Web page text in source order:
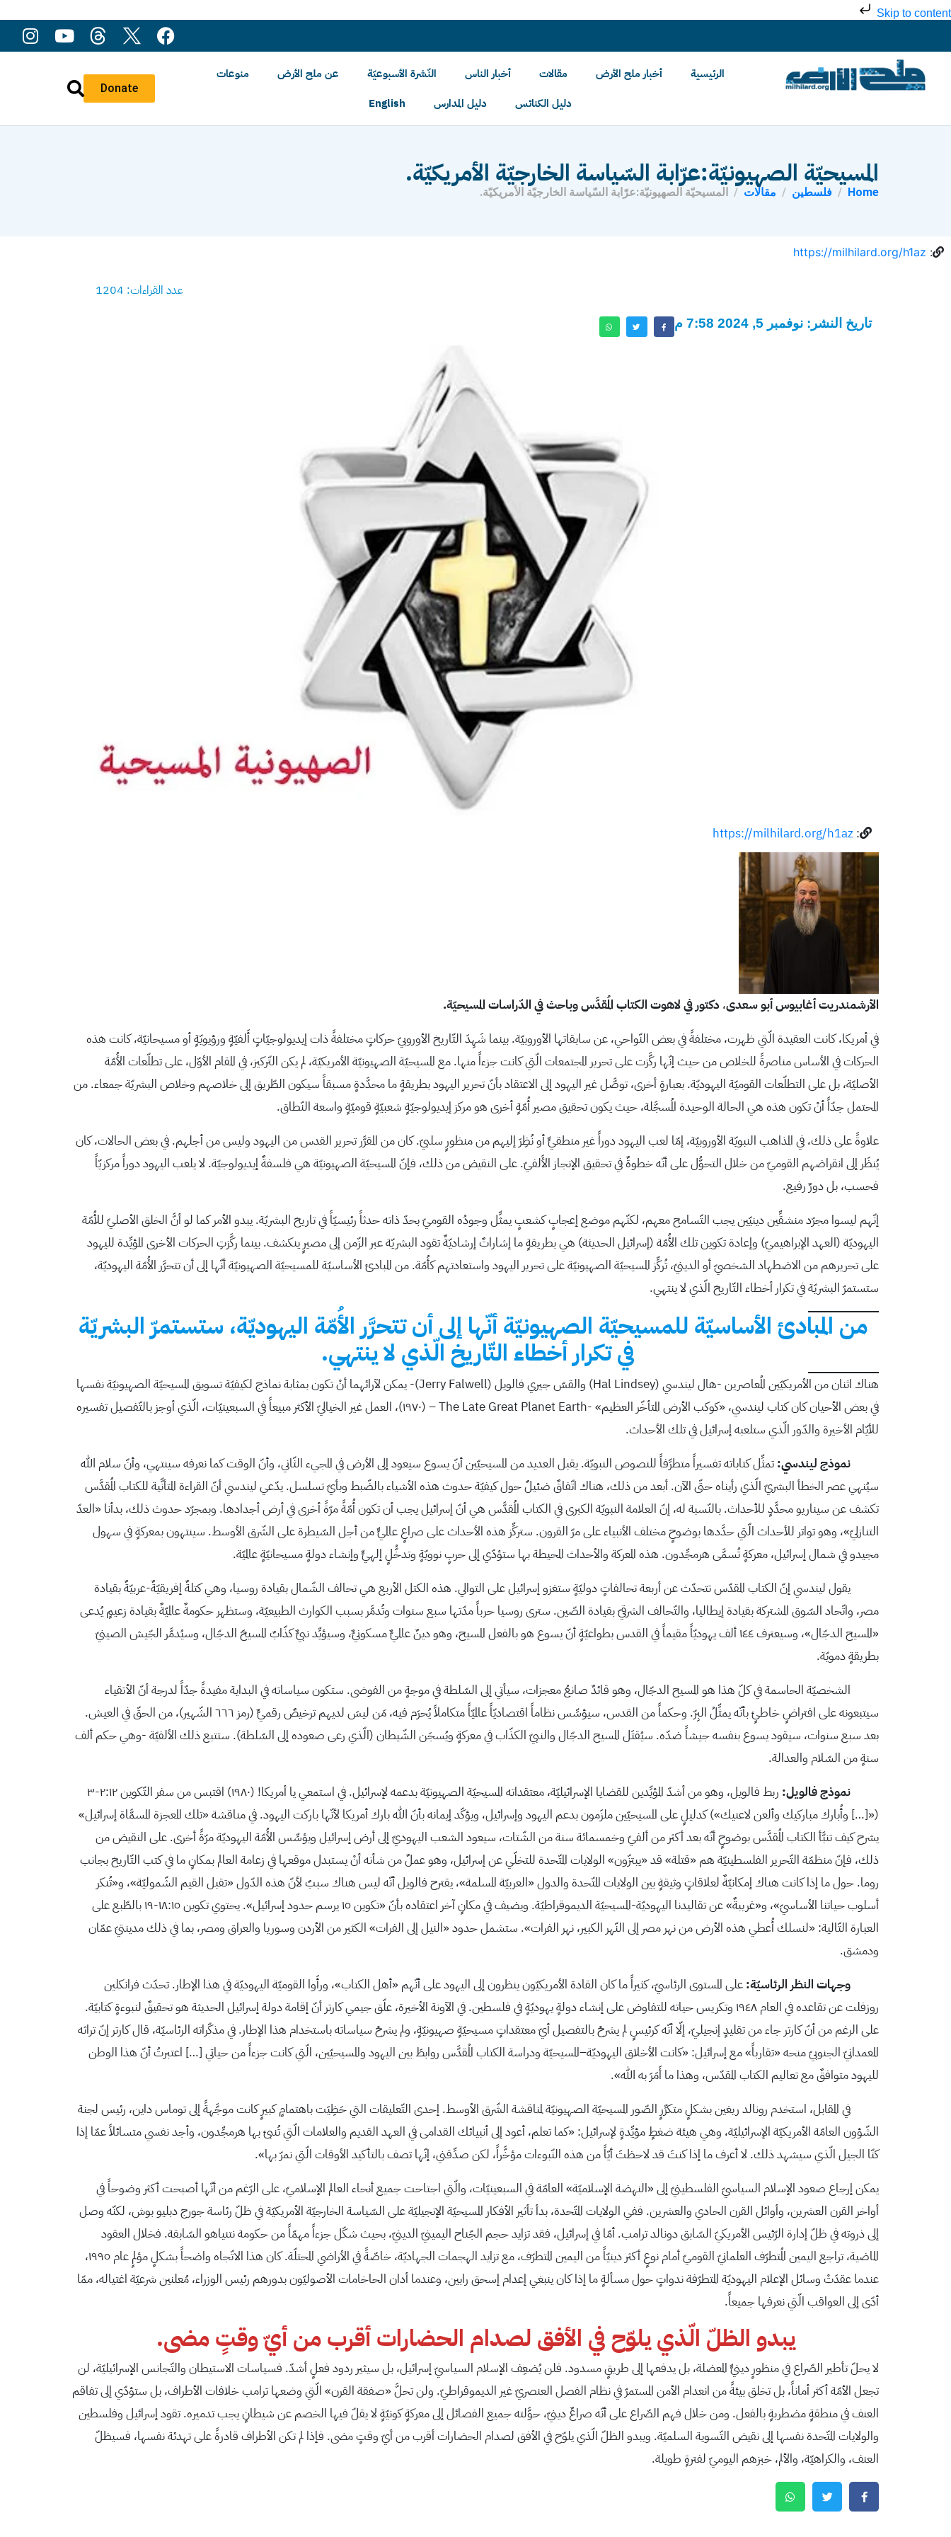
Skip to content
Donate
الرئيسية أخبار ملح الأرض مقالات أخبار الناس النّشرة الأسبوعيّة عن ملح الأرض
منوعات
دليل الكنائس
دليل المدارس English
المسيحيّة الصهيونيّة:عرّابة السّياسة الخارجيّة الأمريكيّة.
Home فلسطين مقالات المسيحيّة الصهيونيّة:عرّابة السّياسة الخارجيّة الأمريكيّة.
:
https://milhilard.org/h1az
عدد القراءات: 1204
تاريخ النشر: نوفمبر 5, 2024 7:58 م
:
https://milhilard.org/h1az
الأرشمندريت أغابيوس أبو سعدى، دكتور في لاهوت الكتاب المُقدَّس وباحث في الدّراسات المسيحيّة.
في أمريكا، كانت العقيدة الّتي ظهرت، مختلفةً في بعض النّواحي، عن سابقاتها الأوروبيّة. بينما شَهِدَ التّاريخ الأوروبيّ حركاتٍ مختلفةً ذات إيديولوجيّاتٍ أَلفيّةٍ ورؤيويّةٍ أو مسيحانيّة، كانت هذه
الحركات في الأساس مناصرةً للخلاص من حيث إنّها ركَّزت على تحرير المجتمعات الّتي كانت جزءاً منها. مع المسيحيّة الصهيونيّة الأمريكيّة، لم يكن التّركيز، في المقام الأوّل، على تطلّعات الأُمّة
الأصليّة، بل على التطلّعات القوميّة اليهوديّة. بعبارةٍ أخرى، توصَّل غير اليهود إلى الاعتقاد بأنّ تحرير اليهود بطريقةٍ ما محدَّدةٍ مسبقاً سيكون الطّريق إلى خلاصهم وخلاص البشريّة جمعاء. من
المحتمل جدّاً أنْ تكون هذه هي الحالة الوحيدة المُسجَّلة، حيث يكون تحقيق مصير أُمّةٍ أخرى هو مركز إيديولوجيّةٍ شعبيّةٍ قوميّةٍ واسعة النّطاق.
علاوةً على ذلك، في المذاهب النبويّة الأوروبيّة، إمّا لعب اليهود دوراً غير منطقيٍّ أو نُظِرَ إليهم من منظورٍ سلبيّ. كان من المقرَّر تحرير القدس من اليهود وليس من أجلهم. في بعض الحالات، كان
يُنظَر إلى انقراضهم القوميّ من خلال التحوُّل على أنّه خطوةٌ في تحقيق الإنجاز الأَلفيّ. على النقيض من ذلك، فإنّ المسيحيّة الصهيونيّة هي فلسفةٌ إيديولوجيّة. لا يلعب اليهود دوراً مركزيّاً
فحسب، بل دورٌ رفيع.
إنّهم ليسوا مجرّد منشقِّين دينيّين يجب التّسامح معهم، لكنّهم موضع إعجابٍ كشعبٍ يمثِّل وجودُه القوميّ بحدّ ذاته حدثاً رئيسيّاً في تاريخ البشريّة. يبدو الأمر كما لو أنَّ الخلق الأصليّ للأُمّة
اليهوديّة (العهد الإبراهيميّ) وإعادة تكوين تلك الأُمّة (إسرائيل الحديثة) هي بطريقةٍ ما إشاراتٌ إرشاديّةٌ تقود البشريّة عبر الزّمن إلى مصيرٍ ينكشف. بينما ركَّزتِ الحركات الأخرى المؤيِّدة لليهود
على تحريرهم من الاضطهاد الشخصيّ أو الدينيّ، تُركِّز المسيحيّة الصهيونيّة على تحرير اليهود واستعادتهم كأُمّة. من المبادئ الأساسيّة للمسيحيّة الصهيونيّة أنّها إلى أن تتحرَّر الأُمّة اليهوديّة،
ستستمرّ البشريّة في تكرار أخطاء التّاريخ الّذي لا ينتهي.
من المبادئ الأساسيّة للمسيحيّة الصهيونيّة أنّها إلى أن تتحرَّر الأُمّة اليهوديّة، ستستمرّ البشريّة
في تكرار أخطاء التّاريخ الّذي لا ينتهي.
هناك اثنان من الأمريكيّين المُعاصرين -هال ليندسي (Hal Lindsey) والقسّ جيري فالويل (Jerry Falwell)- يمكن لآرائهما أنْ تكون بمثابة نماذج لكيفيّة تسويق المسيحيّة الصهيونيّة نفسها
في بعض الأحيان كان كتاب ليندسي، «كوكب الأرض المتأخّر العظيم» -The Late Great Planet Earth – (١٩٧٠)، العمل غير الخياليّ الأكثر مبيعاً في السبعينيّات، الّذي أوجز بالتّفصيل تفسيره
للأيّام الأخيرة والدّور الّذي ستلعبه إسرائيل في تلك الأحداث.
نموذج ليندسي: تمثِّل كتاباته تفسيراً متطرِّفاً للنصوص النبويّة. يقبل العديد من المسيحيّين أنّ يسوع سيعود إلى الأرض في المجيء الثّاني، وأنّ الوقت كما نعرفه سينتهي، وأنّ سلام الله
سيُنهي عصر الخطأ البشريّ الّذي رأيناه حتّى الآن. أبعد من ذلك، هناك اتّفاقٌ ضئيلٌ حول كيفيّة حدوث هذه الأشياء بالضّبط وبأيّ تسلسل. يدّعي ليندسي أنّ القراءة المتأنِّية للكتاب المُقدَّس
تكشف عن سيناريو محدَّدٍ للأحداث. بالنّسبة له، إنّ العلامة النبويّة الكبرى في الكتاب المُقدَّس هي أنّ إسرائيل يجب أن تكون أُمّةً مرّةً أخرى في أرض أجدادها. وبمجرّد حدوث ذلك، بدأنا «العدّ
التنازليّ»، وهو تواتر للأحداث الّتي حدَّدها بوضوحٍ مختلف الأنبياء على مرّ القرون. ستركِّز هذه الأحداث على صراعٍ عالميٍّ من أجل السّيطرة على الشّرق الأوسط. سينتهون بمعركةٍ في سهول
مجيدو في شمال إسرائيل، معركةٍ تُسمَّى هرمجِّدون. هذه المعركة والأحداث المحيطة بها ستؤدّي إلى حربٍ نوويّةٍ وتدخُّلٍ إلهيٍّ وإنشاء دولةٍ مسيحانيّةٍ عالميّة.
يقول ليندسي إنّ الكتاب المقدّس تتحدّث عن أربعة تحالفاتٍ دوليّةٍ ستغزو إسرائيل على التوالي. هذه الكتل الأربع هي تحالف الشّمال بقيادة روسيا، وهي كتلةٌ إفريقيّةٌ-عربيّةٌ بقيادة
مصر، واتّحاد السّوق المشتركة بقيادة إيطاليا، والتّحالف الشرقيّ بقيادة الصّين. سترى روسيا حرباً مدّتها سبع سنوات وتُدمَّر بسبب الكوارث الطبيعيّة، وستظهر حكومةٌ عالميّةٌ بقيادة زعيمٍ يُدعى
«المسيح الدجّال»، وسيعترف ١٤٤ ألف يهوديّاً مقيماً في القدس بطواعيّةٍ أنّ يسوع هو بالفعل المسيح، وهو دينٌ عالميٌّ مسكونيٌّ، وسيؤيِّد نبيٌّ كذّابٌ المسيحَ الدجّال، وسيُدمَّر الجّيش الصينيّ
بطريقةٍ دمويّة.
الشخصيّة الحاسمة في كلّ هذا هو المسيح الدجّال، وهو قائدٌ صانعُ معجزات، سيأتي إلى السّلطة في موجةٍ من الفوضى. ستكون سياساته في البداية مفيدةً جدّاً لدرجة أنّ الأتقياء
سيتبعونه على افتراضٍ خاطئٍ بأنّه يمثِّلُ البِرّ. وحكماً من القدس، سيؤسِّس نظاماً اقتصاديّاً عالميّاً متكاملاً يُحرَم فيه، مَن ليسَ لديهم ترخيصٌ رقميٌّ (رمز ٦٦٦ الشّهير)، من الحقّ في العيش.
بعد سبع سنوات، سيقود يسوع بنفسه جيشاً ضدّه. سيُقتَل المسيح الدجّال والنبيّ الكذّاب في معركةٍ ويُسجَن الشّيطان (الّذي رعى صعوده إلى السّلطة). ستتبع ذلك الألفيّة -وهي حكم ألف
سنةٍ من السّلام والعدالة.
نموذج فالويل:
ربط فالويل، وهو من أشدّ المؤيِّدين للقضايا الإسرائيليّة، معتقداته المسيحيّة الصهيونيّة بدعمه لإسرائيل. في استمعي يا أمريكا! (١٩٨٠) اقتبس من سفر التّكوين ٢:١٢-٣
(«[…] وأُبارك مباركيك وألعن لاعنيك») كدليلٍ على المسيحيّين ملزَمون بدعم اليهود وإسرائيل، ويؤكّد إيمانه بأنّ الله بارك أمريكا لأنّها باركت اليهود. في مناقشة «تلك المعجزة المسمَّاة إسرائيل»
يشرح كيف تنبَّأ الكتاب المُقدَّس بوضوحٍ أنّه بعد أكثر من ألفيّ وخمسمائة سنة من الشّتات، سيعود الشعب اليهوديّ إلى أرض إسرائيل ويؤسِّس الأُمّة اليهوديّة مرّةً أخرى. على النقيض من
ذلك، فإنّ منظمّة التّحرير الفلسطينيّة هم «قتلة» قد «يبتزّون» الولايات المتّحدة للتخلّي عن إسرائيل، وهو عملٌ من شأنه أنْ يستبدل موقعها في زعامة العالم بمكانٍ ما في كتب التّاريخ بجانب
روما. حول ما إذا كانت هناك إمكانيّةٌ لعلاقاتٍ وثيقةٍ بين الولايات المتّحدة والدول «العربيّة المسلمة»، يقترح فالويل أنّه ليس هناك سببٌ لأنّ هذه الدّول «تقبل القيم الشّموليّة»، و«تُنكر
أسلوب حياتنا الأساسيّ»، و«غريبةٌ» عن تقاليدنا اليهوديّة-المسيحيّة الديموقراطيّة. ويضيف في مكانٍ آخر اعتقاده بأنّ «تكوين ١٥ يرسم حدود إسرائيل». يحتوي تكوين ١٨:١٥-١٩ بالطّبع على
العبارة التّالية: «لنسلك أُعطي هذه الأرض من نهر مصر إلى النّهر الكبير، نهر الفرات». ستشمل حدود «النيل إلى الفرات» الكثير من الأردن وسوريا والعراق ومصر، بما في ذلك مدينتيّ عمّان
ودمشق.
وجهات النظر الرئاسيّة: على المستوى الرئاسيّ، كثيراً ما كان القادة الأمريكيّون ينظرون إلى اليهود على أنّهم «أهل الكتاب»، ورأَوا القوميّة اليهوديّة في هذا الإطار. تحدّث فرانكلين
روزفلت عن تقاعده في العام ١٩٤٨ وتكريس حياته للتفاوض على إنشاء دولةٍ يهوديّةٍ في فلسطين. في الآونة الأخيرة، علّق جيمي كارتر أنّ إقامة دولة إسرائيل الحديثة هو تحقيقٌ لنبوءةٍ كتابيّة.
على الرغم من أنّ كارتر جاء من تقليدٍ إنجيليّ، إلّا أنّه كرئيسٍ لم يشرحْ بالتفصيل أيّ معتقداتٍ مسيحيّةٍ صهيونيّةٍ، ولم يشرحْ سياساته باستخدام هذا الإطار. في مذكّراته الرئاسيّة، قال كارتر إنّ تراثه
المعمدانيّ الجنوبيّ منحه «تقارباً» مع إسرائيل: «كانت الأخلاق اليهوديّة–المسيحيّة ودراسة الكتاب المُقدَّس روابطَ بين اليهود والمسيحيّين، الّتي كانت جزءاً من حياتي […] اعتبرتُ أنّ هذا الوطن
لليهود متوافقٌ مع تعاليم الكتاب المقدّس، وهذا ما أَمَرَ به الله».
في المقابل، استخدم رونالد ريغين بشكلٍ متكرِّرٍ الصّور المسيحيّة الصهيونيّة لمناقشة الشّرق الأوسط. إحدى التّعليقات التي حَظِيَت باهتمامٍ كبيرٍ كانت موجَّهةً إلى توماس داين، رئيس لجنة
الشّؤون العامّة الأمريكيّة الإسرائيليّة، وهي هيئة ضغطٍ مؤيِّدةٍ لإسرائيل: «كما تعلم، أعود إلى أنبيائك القدامى في العهد القديم والعلامات الّتي تُنبئ بها هرمجِّدون، وأجد نفسي متسائلاً عمّا إذا
كنّا الجيل الّذي سيشهد ذلك. لا أعرف ما إذا كنتَ قد لاحظتَ أيّاً من هذه النّبوءات مؤخَّراً، لكن صدِّقني، إنّها تصف بالتأكيد الأوقات الّتي نمرّ بها».
يمكن إرجاع صعود الإسلام السياسيّ الفلسطينيّ إلى «النهضة الإسلاميّة» العامّة في السبعينيّات، والّتي اجتاحت جميع أنحاء العالم الإسلاميّ، على الرّغم من أنّها أصبحت أكثر وضوحاً في
أواخر القرن العشرين، وأوائل القرن الحادي والعشرين. ففي الولايات المتّحدة، بدأ تأثير الأفكار المسيحيّة الإنجيليّة على السّياسة الخارجيّة الأمريكيّة في ظلّ رئاسة جورج دبليو بوش، لكنّه وصل
إلى ذروته في ظلّ إدارة الرّئيس الأمريكيّ السّابق دونالد ترامب. أمّا في إسرائيل، فقد تزايد حجم الجّناح اليمينيّ الدينيّ، بحيث شكّل جزءاً مهمّاً من حكومة نتنياهو السّابقة. فخلال العقود
الماضية، تراجع اليمين المُتطرّف العلمانيّ القوميّ أمام نوعٍ أكثر دينيّاً من اليمين المتطرّف، مع تزايد الهجمات الجهاديّة، خاصّةً في الأراضي المحتلّة. كان هذا الاتّجاه واضحاً بشكلٍ مؤلمٍ عام ١٩٩٥،
عندما عقدَتْ وسائل الإعلام اليهوديّة المتطرّفة ندواتٍ حول مسألةٍ ما إذا كان ينبغي إعدام إسحق رابين، وعندما أدان الحاخامات الأصوليّون بدورهم رئيس الوزراء، مُعلنين شرعيّة اغتياله، ممّا
أدّى إلى العواقب الّتي نعرفها جميعاً.
يبدو الظلّ الّذي يلوّح في الأفق لصدام الحضارات أقرب من أيّ وقتٍ مضى.
لا يحلّ تأطير الصّراع في منظورٍ دينيٍّ المعضلة، بل يدفعها إلى طريقٍ مسدود. فلن يُضعِف الإسلام السياسيّ إسرائيل، بل سيثير ردود فعلٍ أشدّ. فسياسات الاستيطان والتّجانس الإسرائيليّة، لن
تجعل الأمّة أكثر أماناً، بل تخلق بيئةً من انعدام الأمن المستمرّ في نظام الفصل العنصريّ غير الديموقراطيّ. ولن تحلَّ «صفقة القرن» الّتي وضعها ترامب خلافات الأطراف، بل ستؤدّي إلى تفاقم
العنف في منطقةٍ مضطربةٍ بالفعل. ومن خلال فهم الصّراع على أنّه صراعٌ دينيّ، حوَّلته جميع الفصائل إلى معركةٍ كونيّةٍ لا يقلّ فيها الخصم عن شيطانٍ يجب تدميره. تقود إسرائيل وفلسطين
والولايات المتّحدة نفسها إلى نقيض التّسوية السلميّة. ويبدو الظلّ الّذي يلوّح في الأفق لصدام الحضارات أقرب من أيّ وقتٍ مضى. فإذا لم تكن الأطراف قادرةً على تهدئة نفسها، فسيظلّ
العنف، والكراهيّة، والألم، خبزهم اليوميّ لفترةٍ طويلة.